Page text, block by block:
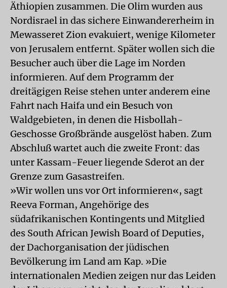
Äthiopien zusammen. Die Olim wurden aus
Nordisrael in das sichere Einwandererheim in
Mewasseret Zion evakuiert, wenige Kilometer
von Jerusalem entfernt. Später wollen sich die
Besucher auch über die Lage im Norden
informieren. Auf dem Programm der
dreitägigen Reise stehen unter anderem eine
Fahrt nach Haifa und ein Besuch von
Waldgebieten, in denen die Hisbollah-
Geschosse Großbrände ausgelöst haben. Zum
Abschluß wartet auch die zweite Front: das
unter Kassam-Feuer liegende Sderot an der
Grenze zum Gasastreifen.
»Wir wollen uns vor Ort informieren«, sagt
Reeva Forman, Angehörige des
südafrikanischen Kontingents und Mitglied
des South African Jewish Board of Deputies,
der Dachorganisation der jüdischen
Bevölkerung im Land am Kap. »Die
internationalen Medien zeigen nur das Leiden